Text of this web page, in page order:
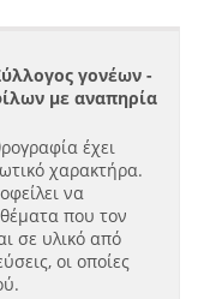
γονέων -
με αναπηρία
έχει
χαρακτήρα.
να
που τον
σε υλικό από
οι οποίες